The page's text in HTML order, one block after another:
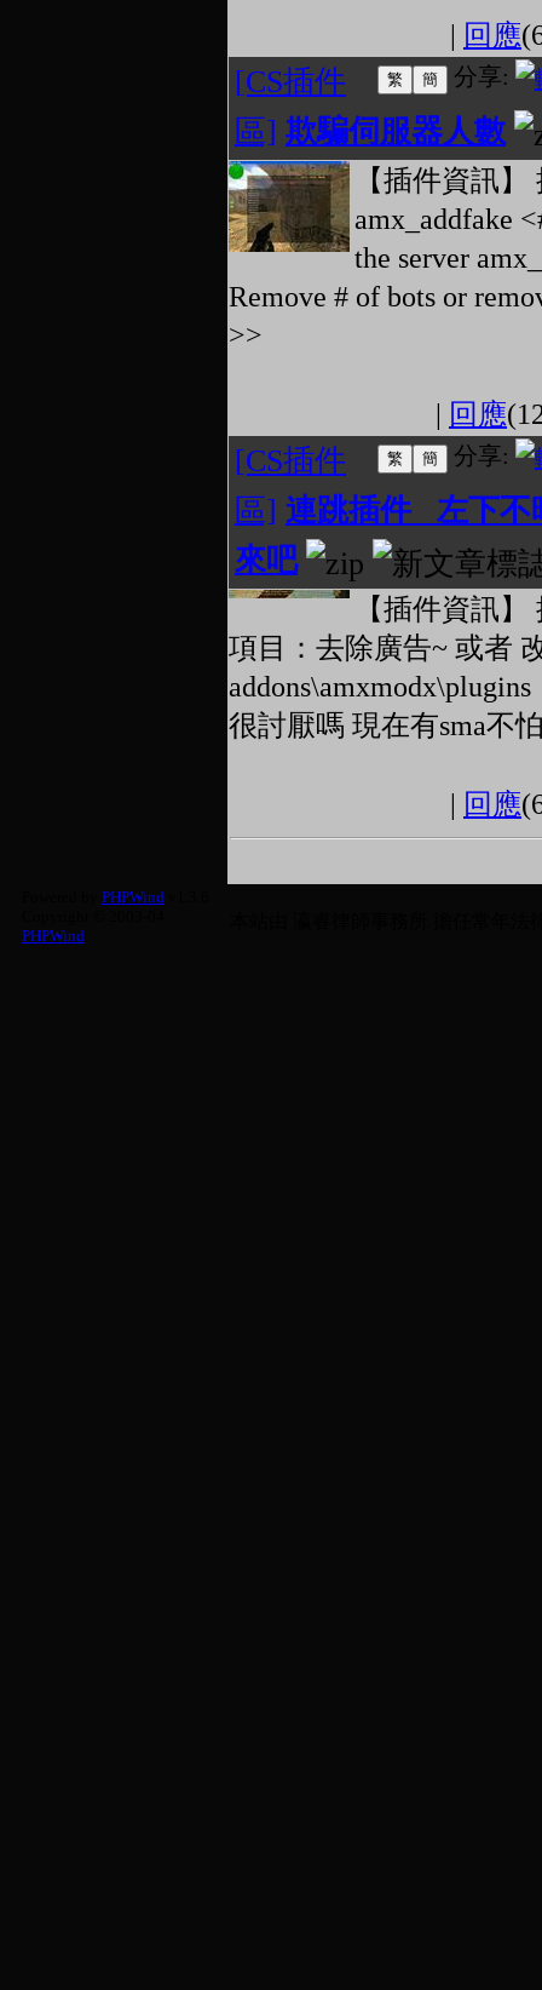
| 回應
分享:
[CS插件
區] 欺騙伺服器人數
【插件資訊
amx_addfake
the server
Remove # of bots or
>>
| 回應
分享:
[CS插件
區] 連跳插件 左下不
來吧
【插件資訊
項目：去除廣告~ 或者
很討厭嗎 現在有sma不
| 回應
PHPWind
PHPWind